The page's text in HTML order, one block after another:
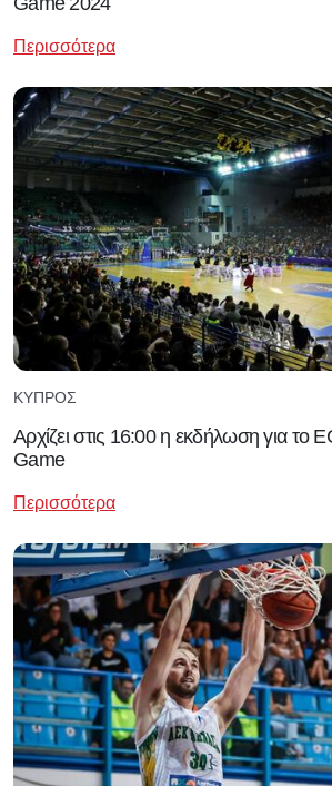
Περισσότερα
ΚΎΠΡΟΣ
Αρχίζει στις 16:00 η εκδήλωση για το
Game
Περισσότερα